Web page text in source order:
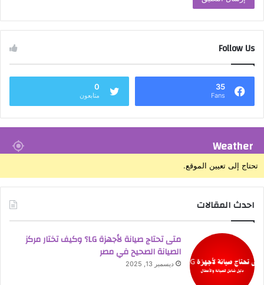
Follow Us
35
Fans
0
متابعون
Weather
تحتاج إلى تعيين الموقع.
احدث المقالات
متى تحتاج صيانة لأجهزة LG؟ وكيف تختار مركز
الصيانة الصحيح في مصر
ديسمبر 13, 2025